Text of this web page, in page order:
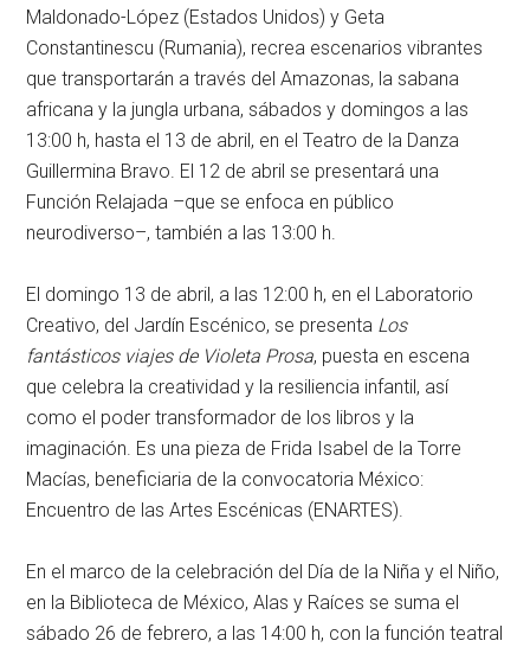
Maldonado-López (Estados Unidos) y Geta
Constantinescu (Rumania), recrea escenarios vibrantes
que transportarán a través del Amazonas, la sabana
africana y la jungla urbana, sábados y domingos a las
13:00 h, hasta el 13 de abril, en el Teatro de la Danza
Guillermina Bravo. El 12 de abril se presentará una
Función Relajada –que se enfoca en público
neurodiverso–, también a las 13:00 h.
El domingo 13 de abril, a las 12:00 h, en el Laboratorio
Creativo, del Jardín Escénico, se presenta Los
fantásticos viajes de Violeta Prosa, puesta en escena
que celebra la creatividad y la resiliencia infantil, así
como el poder transformador de los libros y la
imaginación. Es una pieza de Frida Isabel de la Torre
Macías, beneficiaria de la convocatoria México:
Encuentro de las Artes Escénicas (ENARTES).
En el marco de la celebración del Día de la Niña y el Niño,
en la Biblioteca de México, Alas y Raíces se suma el
sábado 26 de febrero, a las 14:00 h, con la función teatral